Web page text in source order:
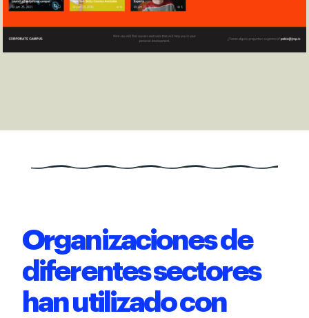
Organizaciones de
diferentes sectores
han utilizado con